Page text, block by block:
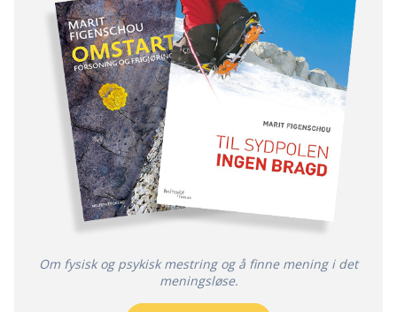
Om fysisk og psykisk mestring og å finne mening i det
meningsløse.